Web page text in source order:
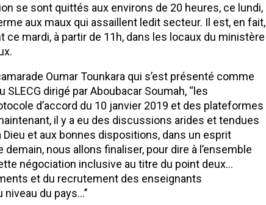
se sont quittés aux environs de 20 heures, ce lundi,
aux maux qui assaillent ledit secteur. Il est, en fait,
mardi, à partir de 11h, dans les locaux du ministère
Oumar Tounkara qui s’est présenté comme
dirigé par Aboubacar Soumah, ‘‘les
d’accord du 10 janvier 2019 et des plateformes
il y a eu des discussions arides et tendues
Dieu et aux bonnes dispositions, dans un esprit
nous allons finaliser, pour dire à l’ensemble
négociation inclusive au titre du point deux…
et du recrutement des enseignants
du pays…’’